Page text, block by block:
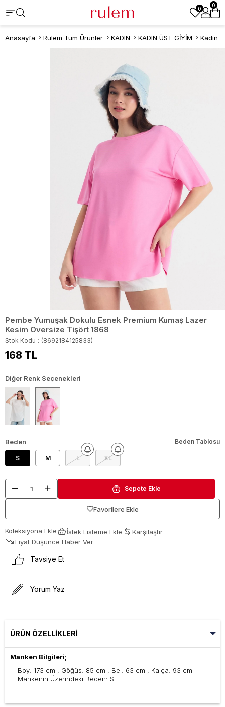
0
0
Anasayfa Rulem Tüm Ürünler KADIN KADIN ÜST GİYİM Kadın
Pembe Yumuşak Dokulu Esnek Premium Kumaş Lazer
Kesim Oversize Tişört 1868
Stok Kodu (8692184125833)
168 TL
Diğer Renk Seçenekleri
Beden
S M L XL
Beden Tablosu
Favorilere Ekle
Koleksiyona Ekle İstek Listeme Ekle
Karşılaştır
Fiyat Düşünce Haber Ver
Tavsiye Et
Yorum Yaz
ÜRÜN ÖZELLIKLERI
Manken Bilgileri;
Boy: 173 cm , Göğüs: 85 cm , Bel: 63 cm , Kalça: 93 cm
Mankenin Üzerindeki Beden: S